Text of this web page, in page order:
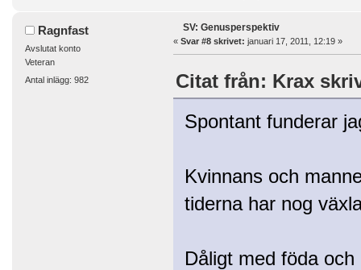
Ragnfast
Avslutat konto
Veteran
Antal inlägg: 982
SV: Genusperspektiv
« Svar #8 skrivet: januari 17, 2011, 12:19 »
Citat från: Krax
Spontant funderar
Kvinnans och
tiderna har nog
Dåligt med föda